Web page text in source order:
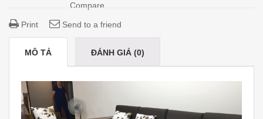
Compare
Print Send to a friend
MÔ TẢ ĐÁNH GIÁ (0)